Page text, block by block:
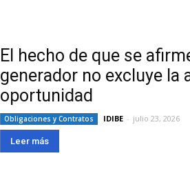
El hecho de que se
generador no excluye la
oportunidad
Obligaciones y Contratos IDIBE - julio 23, 2026
Leer más